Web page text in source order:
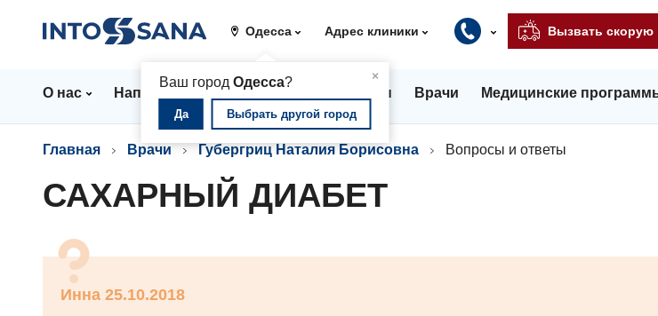
Одесса
×
Ваш город Одесса?
Да Выбрать другой город
Адрес клиники Вызвать скорую
О нас Направления Стационар Цены Врачи Медицинские
Главная Врачи Губергриц Наталия Борисовна Вопросы и ответы
САХАРНЫЙ ДИАБЕТ
Инна 25.10.2018